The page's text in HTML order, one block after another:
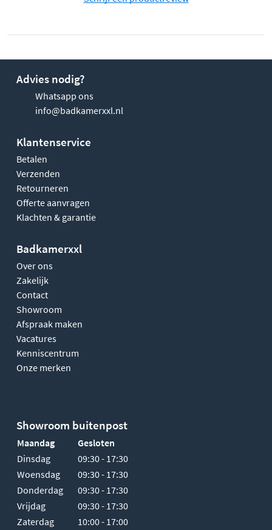
Advies nodig?
Whatsapp ons
info@badkamerxxl.nl
Klantenservice
Betalen
Verzenden
Retourneren
Offerte aanvragen
Klachten & garantie
Badkamerxxl
Over ons
Zakelijk
Contact
Showroom
Afspraak maken
Vacatures
Kenniscentrum
Onze merken
Showroom buitenpost
Maandag
Gesloten
Dinsdag
09:30 - 17:30
Woensdag
09:30 - 17:30
Donderdag
09:30 - 17:30
Vrijdag
09:30 - 17:30
Zaterdag
10:00 - 17:00